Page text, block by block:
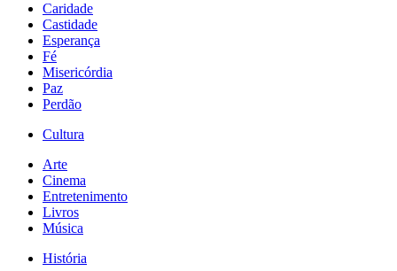
Caridade
Castidade
Esperança
Fé
Misericórdia
Paz
Perdão
Cultura
Arte
Cinema
Entretenimento
Livros
Música
História